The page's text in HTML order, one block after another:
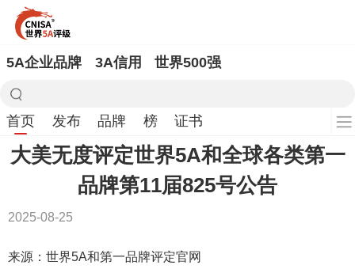
5A企业品牌 3A信用 世界500强
首页 发布 品牌 榜 证书
大美无度评定世界5A和全球各类第一
品牌第11届825号公告
2025-08-25
来源：世界5A和第一品牌评定官网